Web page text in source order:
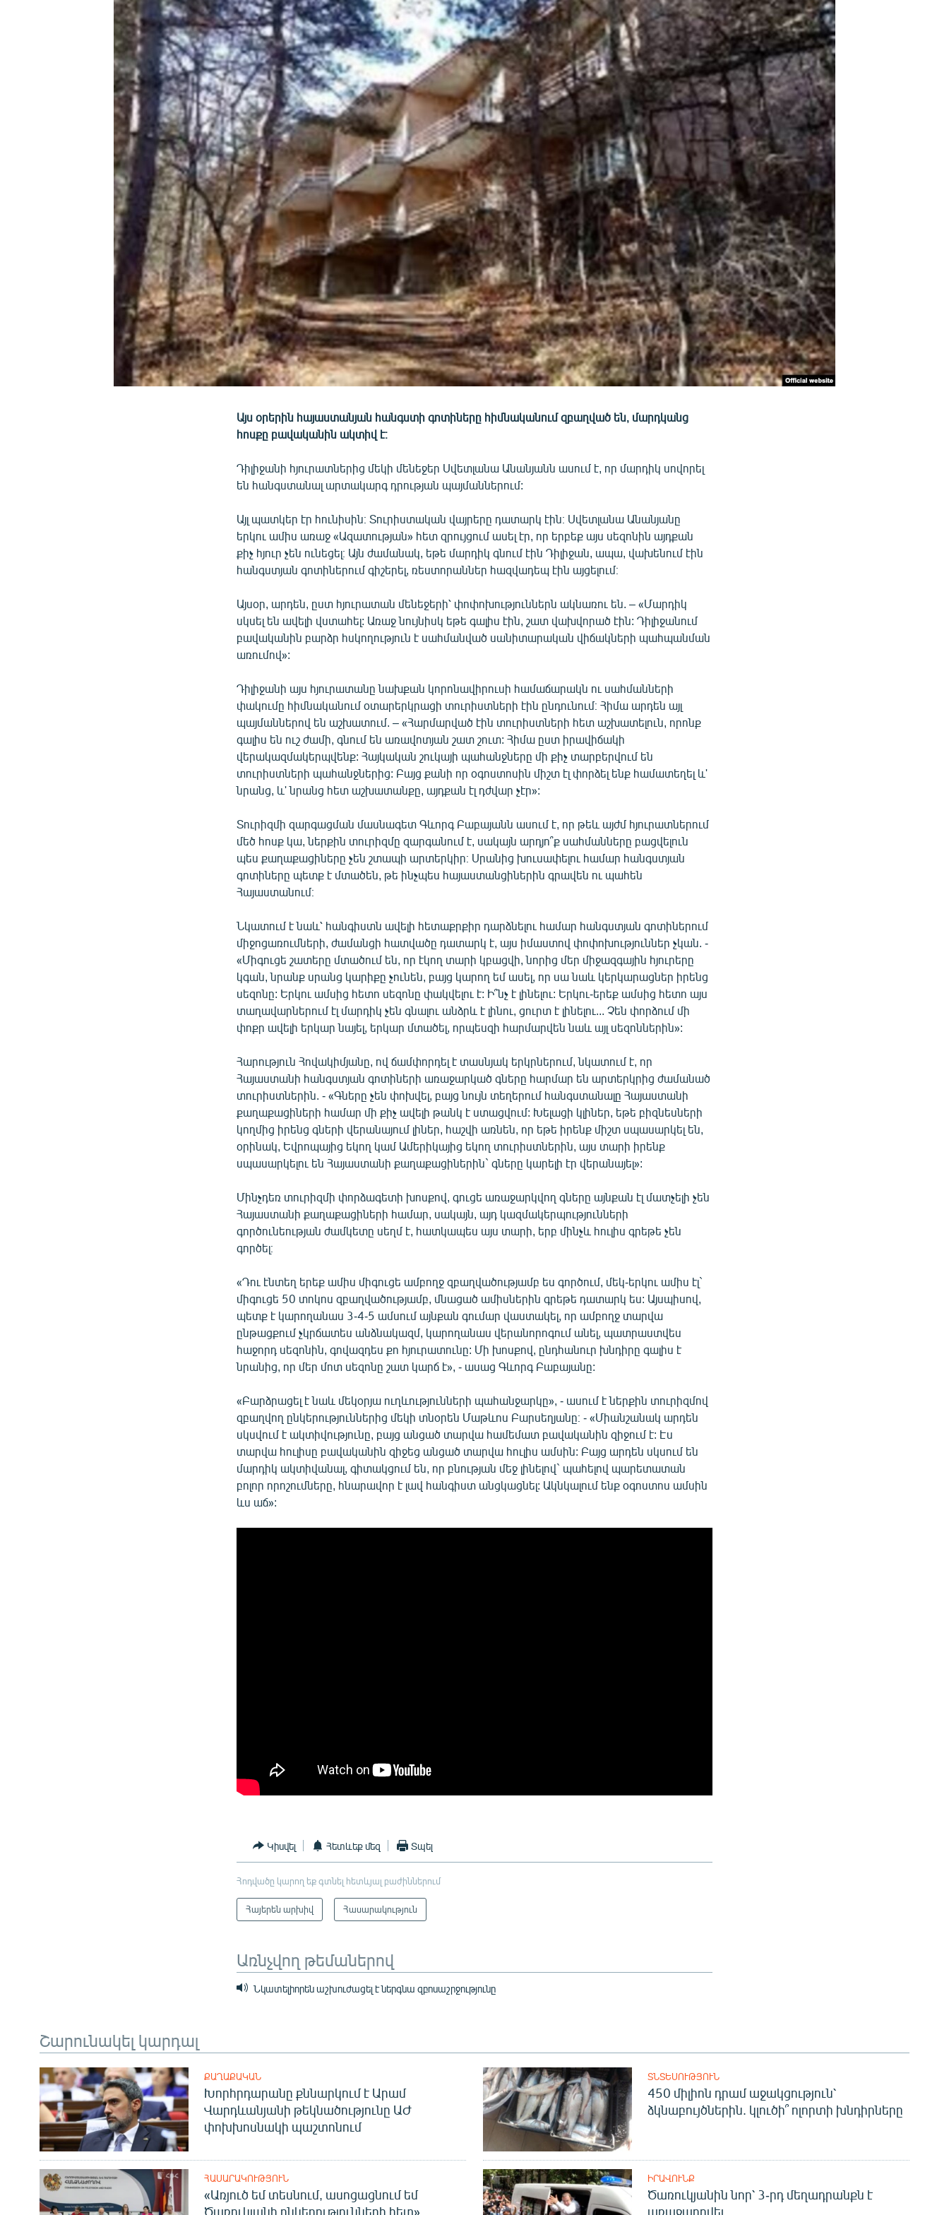
ՄԵԿՆԱԲԱՆՈՒԹՅՈՒՆ
ՁԳՏԵԼՈՎ ԼԱՎԱԳՈՒՅՆԻՆ
Այս օրերին հայաստանյան հանգստի գոտիները հիմնականում զբաղված են, մարդկանց
հոսքը բավականին ակտիվ է։
Դիլիջանի հյուրատներից մեկի մենեջեր Սվետլանա Անանյանն ասում է, որ մարդիկ սովորել
են հանգստանալ արտակարգ դրության պայմաններում:
Այլ պատկեր էր հունիսին։ Տուրիստական վայրերը դատարկ էին։ Սվետլանա Անանյանը
երկու ամիս առաջ «Ազատության» հետ զրույցում ասել էր, որ երբեք այս սեզոնին այդքան
քիչ հյուր չեն ունեցել։ Այն ժամանակ, եթե մարդիկ գնում էին Դիլիջան, ապա, վախենում էին
հանգստյան գոտիներում գիշերել, ռեստորաններ հազվադեպ էին այցելում։
Այսօր, արդեն, ըստ հյուրատան մենեջերի՝ փոփոխություններն ակնառու են. – «Մարդիկ
սկսել են ավելի վստահել: Առաջ նույնիսկ եթե գալիս էին, շատ վախվորած էին: Դիլիջանում
բավականին բարձր հսկողություն է սահմանված սանիտարական վիճակների պահպանման
առումով»:
Դիլիջանի այս հյուրատանը նախքան կորոնավիրուսի համաճարակն ու սահմանների
փակումը հիմնականում օտարերկրացի տուրիստների էին ընդունում։ Հիմա արդեն այլ
պայմաններով են աշխատում. – «Հարմարված էին տուրիստների հետ աշխատելուն, որոնք
գալիս են ուշ ժամի, գնում են առավոտյան շատ շուտ: Հիմա ըստ իրավիճակի
վերակազմակերպվենք: Հայկական շուկայի պահանջները մի քիչ տարբերվում են
տուրիստների պահանջներից: Բայց քանի որ օգոստոսին միշտ էլ փորձել ենք համատեղել և'
նրանց, և' նրանց հետ աշխատանքը, այդքան էլ դժվար չէր»:
Տուրիզմի զարգացման մասնագետ Գևորգ Բաբայանն ասում է, որ թեև այժմ հյուրատներում
մեծ հոսք կա, ներքին տուրիզմը զարգանում է, սակայն արդյո՞ք սահմանները բացվելուն
պես քաղաքացիները չեն շտապի արտերկիր։ Սրանից խուսափելու համար հանգստյան
գոտիները պետք է մտածեն, թե ինչպես հայաստանցիներին գրավեն ու պահեն
Հայաստանում։
Նկատում է նաև՝ հանգիստն ավելի հետաքրքիր դարձնելու համար հանգստյան գոտիներում
միջոցառումների, ժամանցի հատվածը դատարկ է, այս իմաստով փոփոխություններ չկան. -
«Միգուցե շատերը մտածում են, որ էկող տարի կբացվի, նորից մեր միջազգային հյուրերը
կգան, նրանք սրանց կարիքը չունեն, բայց կարող եմ ասել, որ սա նաև կերկարացներ իրենց
սեզոնը: Երկու ամսից հետո սեզոնը փակվելու է: Ի՞նչ է լինելու: Երկու-երեք ամսից հետո այս
տաղավարներում էլ մարդիկ չեն գնալու անձրև է լինու, ցուրտ է լինելու... Չեն փորձում մի
փոքր ավելի երկար նայել, երկար մտածել, որպեսզի հարմարվեն նաև այլ սեզոններին»:
Հարություն Հովակիմյանը, ով ճամփորդել է տասնյակ երկրներում, նկատում է, որ
Հայաստանի հանգստյան գոտիների առաջարկած գները հարմար են արտերկրից ժամանած
տուրիստներին. - «Գները չեն փոխվել, բայց նույն տեղերում հանգստանալը Հայաստանի
քաղաքացիների համար մի քիչ ավելի թանկ է ստացվում: Խելացի կլիներ, եթե բիզնեսների
կողմից իրենց գների վերանայում լիներ, հաշվի առնեն, որ եթե իրենք միշտ սպասարկել են,
օրինակ, Եվրոպայից եկող կամ Ամերիկայից եկող տուրիստներին, այս տարի իրենք
սպասարկելու են Հայաստանի քաղաքացիներին` գները կարելի էր վերանայել»:
Մինչդեռ տուրիզմի փորձագետի խոսքով, գուցե առաջարկվող գները այնքան էլ մատչելի չեն
Հայաստանի քաղաքացիների համար, սակայն, այդ կազմակերպությունների
գործունեության ժամկետը սեղմ է, հատկապես այս տարի, երբ մինչև հուլիս գրեթե չեն
գործել։
«Դու էնտեղ երեք ամիս միգուցե ամբողջ զբաղվածությամբ ես գործում, մեկ-երկու ամիս էլ`
միգուցե 50 տոկոս զբաղվածությամբ, մնացած ամիսներին գրեթե դատարկ ես: Այսպիսով,
պետք է կարողանաս 3-4-5 ամսում այնքան գումար վաստակել, որ ամբողջ տարվա
ընթացքում չկրճատես անձնակազմ, կարողանաս վերանորոգում անել, պատրաստվես
հաջորդ սեզոնին, գովազդես քո հյուրատունը: Մի խոսքով, ընդհանուր խնդիրը գալիս է
նրանից, որ մեր մոտ սեզոնը շատ կարճ է», - ասաց Գևորգ Բաբայանը:
«Բարձրացել է նաև մեկօրյա ուղևությունների պահանջարկը», - ասում է ներքին տուրիզմով
զբաղվող ընկերություններից մեկի տնօրեն Մաթևոս Բարսեղյանը։ - «Միանշանակ արդեն
սկսվում է ակտիվությունը, բայց անցած տարվա համեմատ բավականին զիջում է: Էս
տարվա հուլիսը բավականին զիջեց անցած տարվա հուլիս ամսին: Բայց արդեն սկսում են
մարդիկ ակտիվանալ, գիտակցում են, որ բնության մեջ լինելով` պահելով պարետատան
բոլոր որոշումները, հնարավոր է լավ հանգիստ անցկացնել: Ակնկալում ենք օգոստոս ամսին
ևս աճ»:
Կիսվել Հետևեք մեզ Տպել
Հոդվածը կարող եք գտնել հետևյալ բաժիններում
Հայերեն արխիվ Հասարակություն
Առնչվող թեմաներով
Նկատելիորեն աշխուժացել է ներգնա զբոսաշրջությունը
Շարունակել կարդալ
ՔԱՂԱՔԱԿԱՆ
Խորհրդարանը քննարկում է Արամ
Վարդևանյանի թեկնածությունը ԱԺ
փոխխոսնակի պաշտոնում
ՏՆՏԵՍՈՒԹՅՈՒՆ
450 միլիոն դրամ աջակցություն՝
ձկնաբույծներին. կլուծի՞ ոլորտի խնդիրները
ՀԱՍԱՐԱԿՈՒԹՅՈՒՆ
«Առյուծ եմ տեսնում, ասոցացնում եմ
Ծառուկյանի ընկերությունների հետ».
ԻՐԱՎՈՒՆՔ
Ծառուկյանին նոր՝ 3-րդ մեղադրանքն է
առաջադրվել